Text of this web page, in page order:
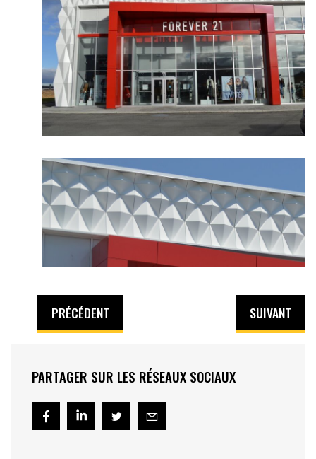
PARTAGER SUR LES RÉSEAUX SOCIAUX
PRÉCÉDENT SUIVANT